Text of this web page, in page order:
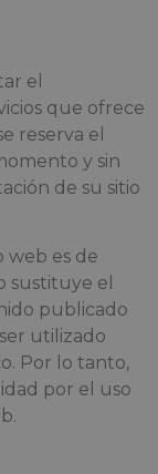
el
que ofrece
reserva el
y sin
de su sitio
web es de
sustituye el
publicado
utilizado
Por lo tanto,
por el uso